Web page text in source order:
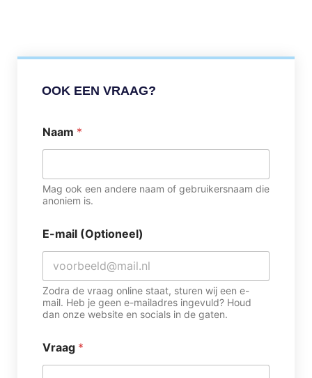
OOK EEN VRAAG?
Naam *
Mag ook een andere naam of gebruikersnaam die
anoniem is.
E-mail (Optioneel)
Zodra de vraag online staat, sturen wij een e-
mail. Heb je geen e-mailadres ingevuld? Houd
dan onze website en socials in de gaten.
Vraag *